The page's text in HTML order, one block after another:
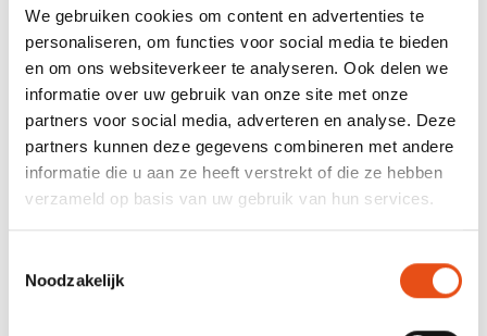
We gebruiken cookies om content en advertenties te
personaliseren, om functies voor social media te bieden
en om ons websiteverkeer te analyseren. Ook delen we
informatie over uw gebruik van onze site met onze
partners voor social media, adverteren en analyse. Deze
partners kunnen deze gegevens combineren met andere
informatie die u aan ze heeft verstrekt of die ze hebben
verzameld op basis van uw gebruik van hun services.
Noodzakelijk
Product- en materiaalkennis
De voornaamste informatie halen uit het etiket
Gevaarsymbolen
Veilig gebruik van producten
Materiaalkennis
Basisprincipes schoonmaken